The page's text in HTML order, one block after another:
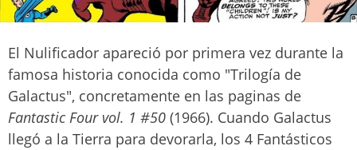
El Nulificador apareció por primera vez durante la
famosa historia conocida como "Trilogía de
Galactus", concretamente en las paginas de
Fantastic Four vol. 1 #50 (1966). Cuando Galactus
llegó a la Tierra para devorarla, los 4 Fantásticos